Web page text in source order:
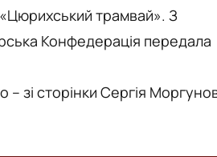
трамвай». З
Конфедерація передала
– зі сторінки Сергія